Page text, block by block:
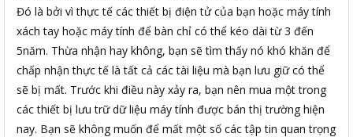
Đó là bởi vì thực tế các thiết bị điện tử của bạn hoặc máy tính
xách tay hoặc máy tính để bàn chỉ có thể kéo dài từ 3 đến
5năm. Thừa nhận hay không, bạn sẽ tìm thấy nó khó khăn để
chấp nhận thực tế là tất cả các tài liệu mà bạn lưu giữ có thể
sẽ bị mất. Trước khi điều này xảy ra, bạn nên mua một trong
các thiết bị lưu trữ dữ liệu máy tính được bán thị trường hiện
nay. Bạn sẽ không muốn để mất một số các tập tin quan trọng